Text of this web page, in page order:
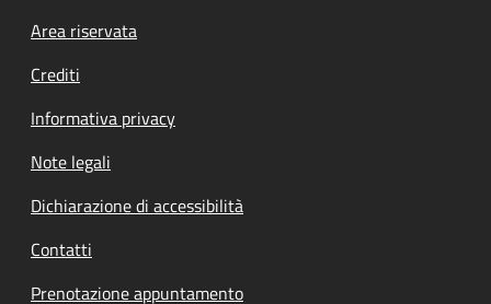
Footer menu
Area riservata
Crediti
Informativa privacy
Note legali
Dichiarazione di accessibilità
Contatti
Prenotazione appuntamento